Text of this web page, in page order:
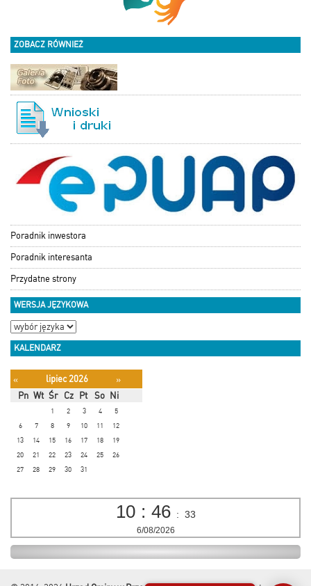
ZOBACZ RÓWNIEŻ
Poradnik inwestora
Poradnik interesanta
Przydatne strony
WERSJA JĘZYKOWA
KALENDARZ
« lipiec 2026
»
Pn Wt Śr Cz Pt So Ni
1 2 3 4
5
6
7 8 9 10 11
12
13
14 15 16 17 18
19
20
21 22 23 24 25
26
27
28 29 30 31
10 : 46 : 34
6/08/2026